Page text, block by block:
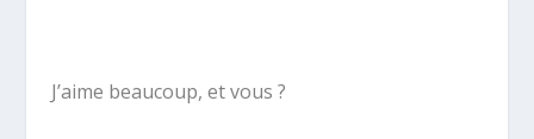
J’aime beaucoup, et vous ?